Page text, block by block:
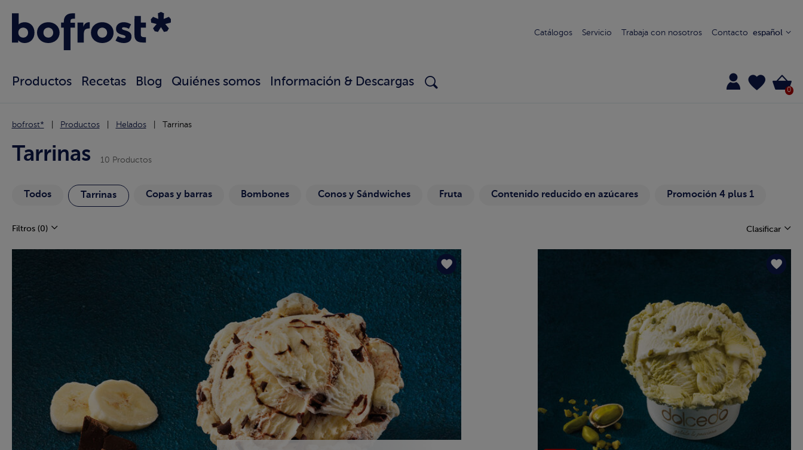
Catálogos Servicio Trabaja con nosotros Contacto español
Productos Recetas Blog Quiénes somos Información & Descargas
0
bofrost* Productos Helados Tarrinas
Tarrinas 10 Productos
Todos Tarrinas Copas y barras Bombones Conos y Sándwiches Fruta Contenido reducido en azúcares Promoción 4 plus 1
Filtros (0) Clasificar